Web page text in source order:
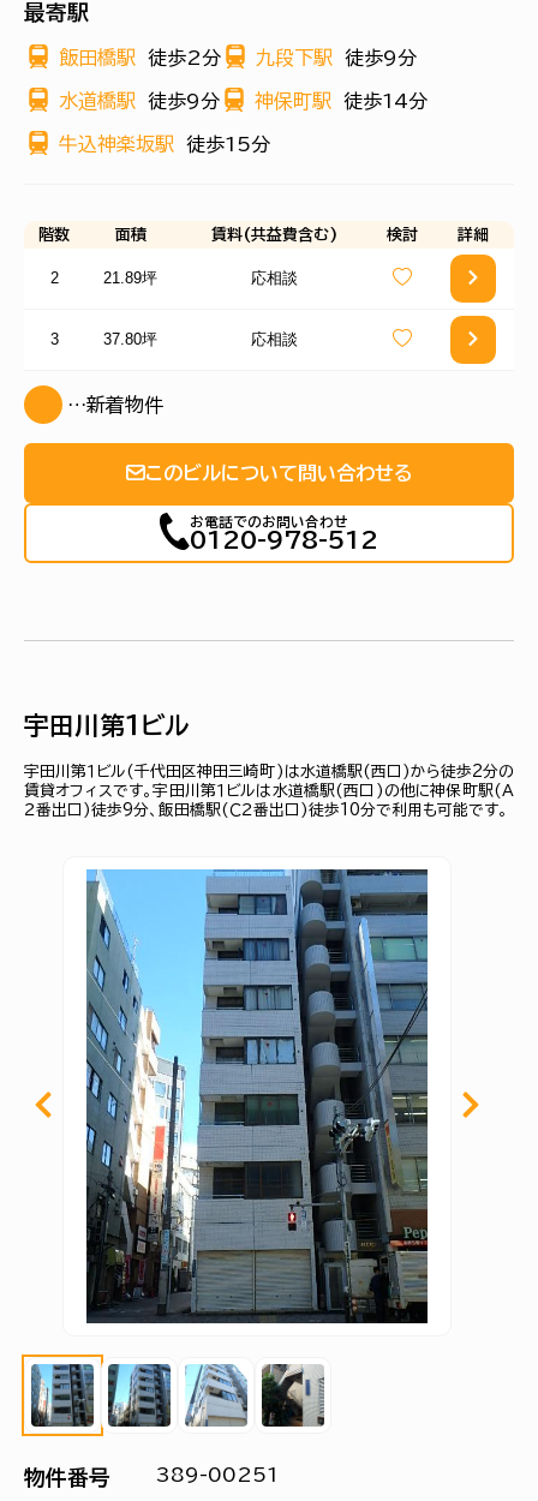
最寄駅
飯田橋駅 徒歩2分 九段下駅 徒歩9分
水道橋駅 徒歩9分 神保町駅 徒歩14分
牛込神楽坂駅 徒歩15分
階数 面積 賃料(共益費含む) 検討 詳細
2 21.89坪 応相談
3 37.80坪 応相談
…新着物件
このビルについて問い合わせる
お電話でのお問い合わせ
0120-978-512
宇田川第１ビル
宇田川第１ビル(千代田区神田三崎町)は水道橋駅(西口)から徒歩2分の
賃貸オフィスです。宇田川第１ビルは水道橋駅(西口)の他に神保町駅(Ａ
２番出口)徒歩9分、飯田橋駅(Ｃ２番出口)徒歩10分で利用も可能です。
物件番号 389-00251